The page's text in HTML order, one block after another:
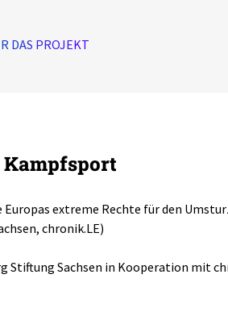
DAS PROJEKT
Kampfsport
Europas extreme Rechte für den
chronik.LE)
Stiftung Sachsen in Kooperation mit